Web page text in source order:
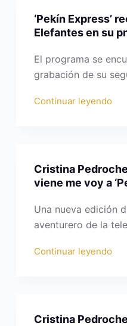
‘Pekín Express’
Elefantes en su
El programa se
grabación de su
Continuar leyendo
Cristina
viene me voy a
Una nueva edición
aventurero de la
Continuar leyendo
Cristina